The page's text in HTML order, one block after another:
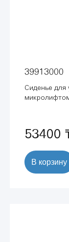
39913000
Сиденье для
53400
В корзину